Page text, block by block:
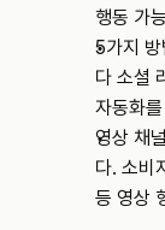
행동 가
5가지 방
다 소셜
자동화
영상 채
다. 소비
등 영상